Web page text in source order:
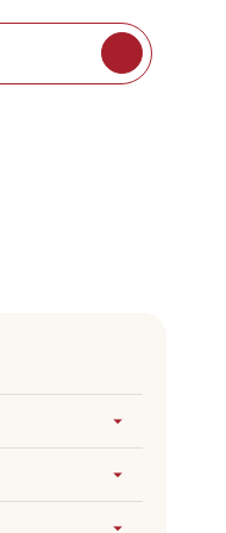
arrow_drop_up
arrow_drop_up
arrow_drop_up